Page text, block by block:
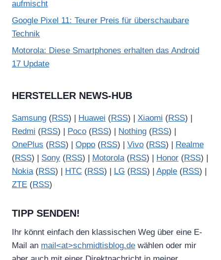
aufmischt
Google Pixel 11: Teurer Preis für überschaubare
Technik
Motorola: Diese Smartphones erhalten das Android
17 Update
HERSTELLER NEWS-HUB
Samsung (RSS) | Huawei (RSS) | Xiaomi (RSS) |
Redmi (RSS) | Poco (RSS) | Nothing (RSS) |
OnePlus (RSS) | Oppo (RSS) | Vivo (RSS) |
Realme
(RSS) | Sony (RSS) | Motorola(RSS) | Honor (RSS) |
Nokia(RSS) | HTC (RSS) | LG (RSS) | Apple (RSS) |
ZTE (RSS)
TIPP SENDEN!
Ihr könnt einfach den klassischen Weg über eine E-
Mail an mail<at>schmidtisblog.de wählen oder mir